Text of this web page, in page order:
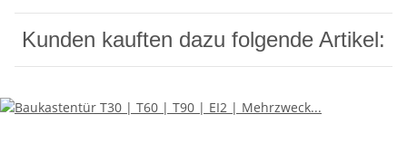
Kunden kauften dazu folgende Artikel: